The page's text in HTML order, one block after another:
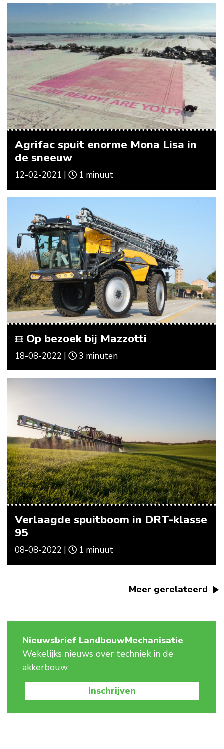
Agrifac spuit enorme Mona Lisa in
de sneeuw
12-02-2021 | 1 minuut
Op bezoek bij Mazzotti
18-08-2022 | 3 minuten
Verlaagde spuitboom in DRT-klasse
95
08-08-2022 | 1 minuut
Meer gerelateerd
Nieuwsbrief LandbouwMechanisatie
Wekelijks nieuws over techniek in de
akkerbouw
Inschrijven